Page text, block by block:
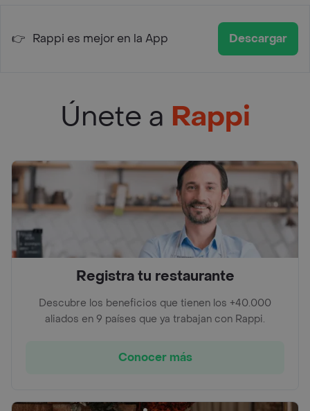
👉 Rappi es mejor en la App Descargar
Únete a Rappi
Registra tu restaurante
Descubre los beneficios que tienen los +40.000
aliados en 9 países que ya trabajan con Rappi.
Conocer más